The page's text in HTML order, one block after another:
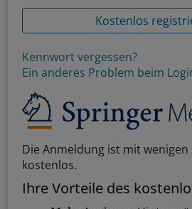
Kostenlos
Kennwort vergessen?
Ein anderes Problem beim
Die Anmeldung ist mit
kostenlos.
Ihre Vorteile des